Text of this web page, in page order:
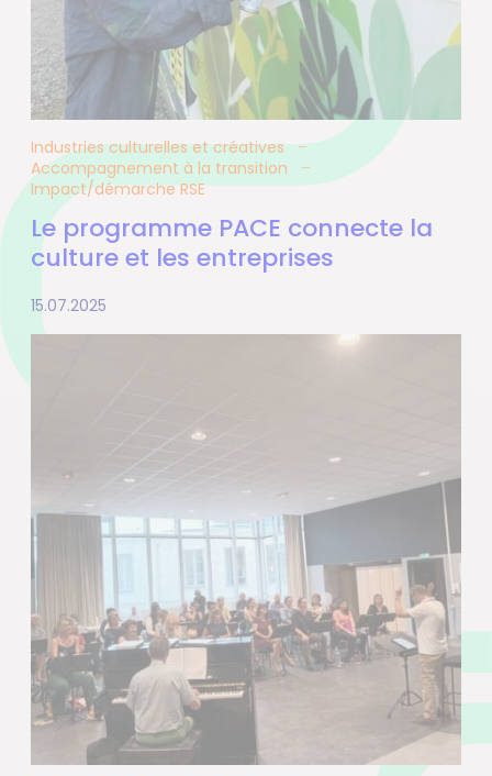
Industries culturelles et créatives
Accompagnement à la transition
Impact/démarche RSE
Le programme PACE connecte la
culture et les entreprises
15.07.2025